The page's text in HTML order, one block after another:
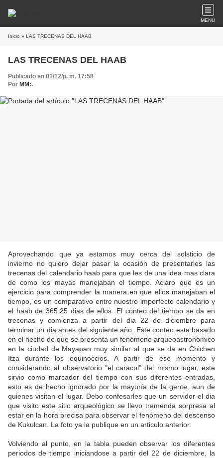
MENU
Inicio » LAS TRECENAS DEL HAAB
LAS TRECENAS DEL HAAB
Publicado en 01/12/p. m. 17:58
Por MM:.
Aprovechando que ya estamos muy cerca del solsticio de
invierno no quiero dejar pasar la ocasión de presentarles las
trecenas del calendario haab para que les de una idea mas clara
de como los mayas manejaban el tiempo. Aclaro que es un
ejercicio para comprender la manera en que ellos manejaban el
tiempo, es un comparativo entre nuestro imperfecto calendario y
el haab de 365.25 dias de ellos. El conteo del tiempo se da en
trecenas y comienza a partir del dia 22 de diciembre para
terminar un dia antes del siguiente año. Este conteo esta basado
en el hecho de que se presenta un fenómeno arqueoastronómico
en la ciudad de Mayapan muy similar al que se da en Chichen
Itza durante los equinoccios. A partir de ese momento y
considerando al observatorio "el caracol" del mismo lugar, este
sirvio como marcador del tiempo con sus diferentes entradas,
esto es de hecho ignorado por la mayoría de la gente, aun de
quienes visitan el lugar. Debo confesarles que un servidor el dia
que visito este sitio arqueológico se llevo tremenda sorpresa al
estar en la hora precisa para observar el fenómeno del descenso
de Kukulcan. La foto ya la publique en un articulo anterior.
Volviendo al punto, en la tabla pueden observar los diferentes
periodos de tiempo iniciandose a partir del 22 de diciembre, la